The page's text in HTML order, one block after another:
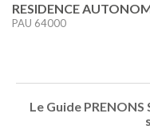
RESIDENCE
PAU 64000
Le Guide